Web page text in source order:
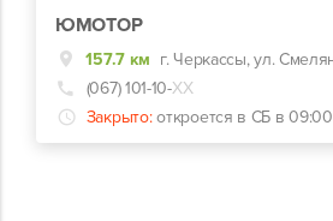
ЮМОТОР
157.7 км
(067) 101-10-ХХ
Закрыто: откроется в СБ в 09:00